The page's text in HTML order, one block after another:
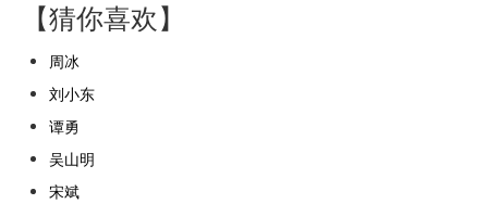
【猜你喜欢】
周冰
刘小东
谭勇
吴山明
宋斌